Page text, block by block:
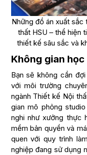
Những đồ án xuất sắc
thất HSU – thể hiện
thiết kế sâu sắc và
Không gian
Bạn sẽ không cần
với môi trường
ngành Thiết kế Nội
gian mô phỏng
nghi như xưởng thực
mềm bản quyền và
quen với quy trình
nghiệp đang sử dụng